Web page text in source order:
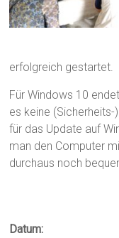
erfolgreich gestartet.
Für Windows 10
es keine
für das Update auf
man den Computer
durchaus noch
Datum: